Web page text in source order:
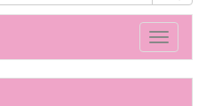
Toggle